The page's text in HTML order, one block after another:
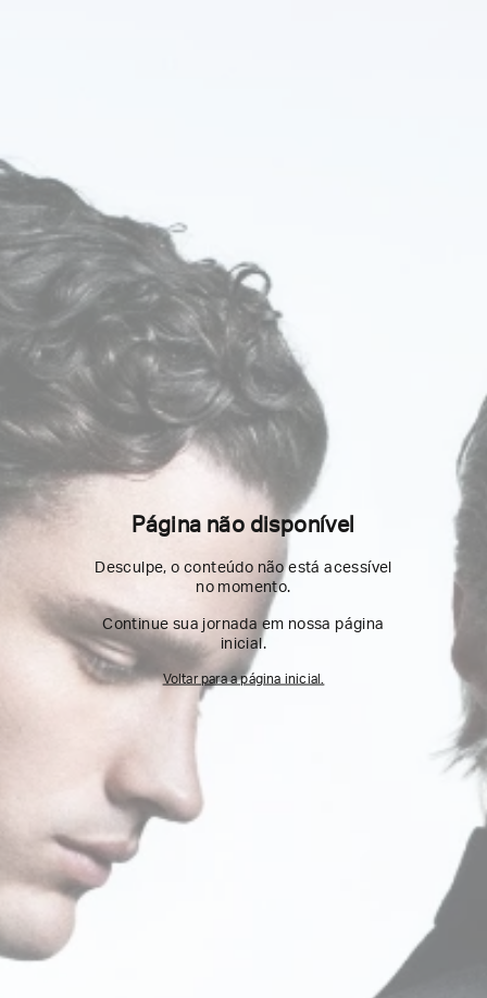
Página não disponível
Desculpe, o conteúdo não está acessível
no momento.
Continue sua jornada em nossa página
inicial.
Voltar para a página inicial.